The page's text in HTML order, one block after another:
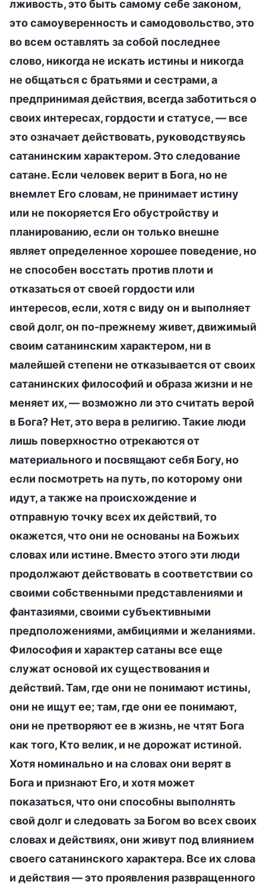
лживость, это быть самому себе законом,
это самоуверенность и самодовольство, это
во всем оставлять за собой последнее
слово, никогда не искать истины и никогда
не общаться с братьями и сестрами, а
предпринимая действия, всегда заботиться о
своих интересах, гордости и статусе, — все
это означает действовать, руководствуясь
сатанинским характером. Это следование
сатане. Если человек верит в Бога, но не
внемлет Его словам, не принимает истину
или не покоряется Его обустройству и
планированию, если он только внешне
являет определенное хорошее поведение, но
не способен восстать против плоти и
отказаться от своей гордости или
интересов, если, хотя с виду он и выполняет
свой долг, он по-прежнему живет, движимый
своим сатанинским характером, ни в
малейшей степени не отказывается от своих
сатанинских философий и образа жизни и не
меняет их, — возможно ли это считать верой
в Бога? Нет, это вера в религию. Такие люди
лишь поверхностно отрекаются от
материального и посвящают себя Богу, но
если посмотреть на путь, по которому они
идут, а также на происхождение и
отправную точку всех их действий, то
окажется, что они не основаны на Божьих
словах или истине. Вместо этого эти люди
продолжают действовать в соответствии со
своими собственными представлениями и
фантазиями, своими субъективными
предположениями, амбициями и желаниями.
Философия и характер сатаны все еще
служат основой их существования и
действий. Там, где они не понимают истины,
они не ищут ее; там, где они ее понимают,
они не претворяют ее в жизнь, не чтят Бога
как того, Кто велик, и не дорожат истиной.
Хотя номинально и на словах они верят в
Бога и признают Его, и хотя может
показаться, что они способны выполнять
свой долг и следовать за Богом во всех своих
словах и действиях, они живут под влиянием
своего сатанинского характера. Все их слова
и действия — это проявления развращенного